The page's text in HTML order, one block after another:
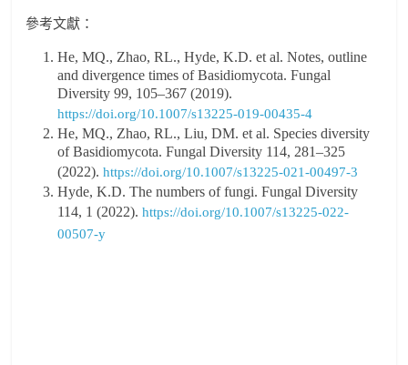
參考文獻：
He, MQ., Zhao, RL., Hyde, K.D. et al. Notes, outline
and divergence times of Basidiomycota. Fungal
Diversity 99, 105–367 (2019).
https://doi.org/10.1007/s13225-019-00435-4
He, MQ., Zhao, RL., Liu, DM. et al. Species diversity
of Basidiomycota. Fungal Diversity 114, 281–325
(2022).https://doi.org/10.1007/s13225-021-00497-3
Hyde, K.D. The numbers of fungi. Fungal Diversity
114, 1 (2022).https://doi.org/10.1007/s13225-022-
00507-y